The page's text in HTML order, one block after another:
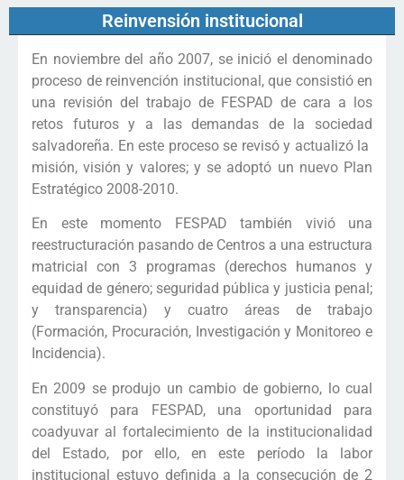
Reinvensión institucional
En noviembre del año 2007, se inició el denominado
proceso de reinvención institucional, que consistió en
una revisión del trabajo de FESPAD de cara a los
retos futuros y a las demandas de la sociedad
salvadoreña. En este proceso se revisó y actualizó la
misión, visión y valores; y se adoptó un nuevo Plan
Estratégico 2008-2010.
En este momento FESPAD también vivió una
reestructuración pasando de Centros a una estructura
matricial con 3 programas (derechos humanos y
equidad de género; seguridad pública y justicia penal;
y transparencia) y cuatro áreas de trabajo
(Formación, Procuración, Investigación y Monitoreo e
Incidencia).
En 2009 se produjo un cambio de gobierno, lo cual
constituyó para FESPAD, una oportunidad para
coadyuvar al fortalecimiento de la institucionalidad
del Estado, por ello, en este período la labor
institucional estuvo definida a la consecución de 2